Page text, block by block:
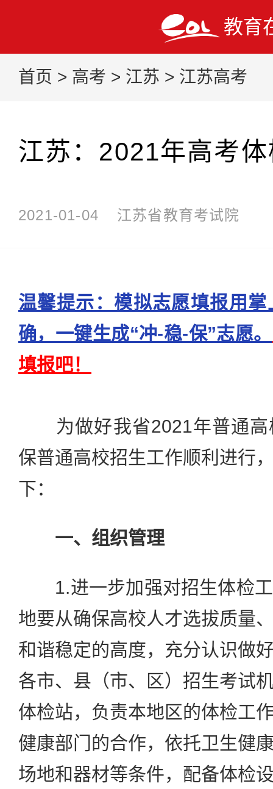
教育
首页 > 高考 > 江苏 > 江苏高考
江苏：2021年高考
2021-01-04 江苏省教育考试院
温馨提示：模拟志愿填报用
确，一键生成“冲-稳-保”志愿。
填报吧！
为做好我省2021年普通高
保普通高校招生工作顺利进行
下：
一、组织管理
1.进一步加强对招生体检工
地要从确保高校人才选拔质量
和谐稳定的高度，充分认识做
各市、县（市、区）招生考试
体检站，负责本地区的体检工
健康部门的合作，依托卫生健
场地和器材等条件，配备体检